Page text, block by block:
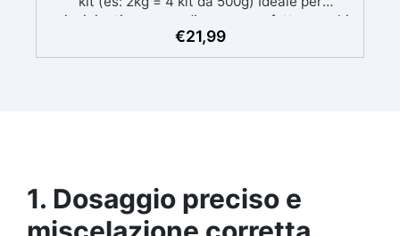
principianti: a prova di errore, perfetta per chi
inizia. Sempre lucida: garantisce una finitura
brillante e uniforme in ogni condizione.
€21,99
1. Dosaggio preciso e